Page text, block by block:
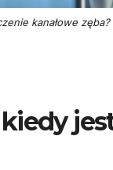
kanałowe zęba?